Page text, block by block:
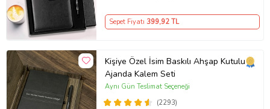
Sepet Fiyatı 399,92 TL
Kişiye Özel İsim Baskılı Ahşap Kutulu
Ajanda Kalem Seti
(2293)
Aynı Gün Teslimat Seçeneği